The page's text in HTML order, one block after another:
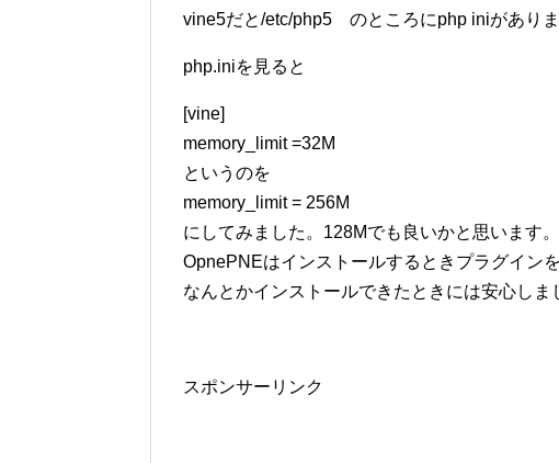
vine5だと/etc/php5 のところにphp iniがありま
php.iniを見ると
[vine]
memory_limit =32M
というのを
memory_limit = 256M
にしてみました。128Mでも良いかと思います。
OpnePNEはインストールするときプラグイン
なんとかインストールできたときには安心しま
スポンサーリンク